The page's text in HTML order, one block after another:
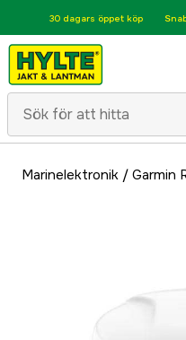
30 dagars öppet köp
Marinelektronik / Garmin